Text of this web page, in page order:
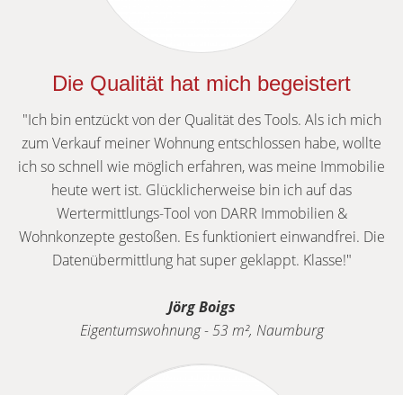
Die Qualität hat mich begeistert
"Ich bin entzückt von der Qualität des Tools. Als ich mich
zum Verkauf meiner Wohnung entschlossen habe, wollte
ich so schnell wie möglich erfahren, was meine Immobilie
heute wert ist. Glücklicherweise bin ich auf das
Wertermittlungs-Tool von DARR Immobilien &
Wohnkonzepte gestoßen. Es funktioniert einwandfrei. Die
Datenübermittlung hat super geklappt. Klasse!"
Jörg Boigs
Eigentumswohnung - 53 m², Naumburg